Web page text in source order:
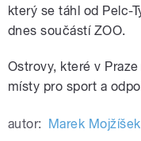
který se táhl od Pelc-
dnes součástí ZOO.
Ostrovy, které v
místy pro sport a
autor: Marek Mojžíšek